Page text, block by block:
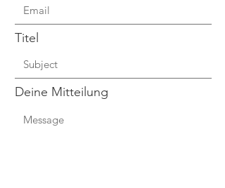
Titel
Deine Mitteilung